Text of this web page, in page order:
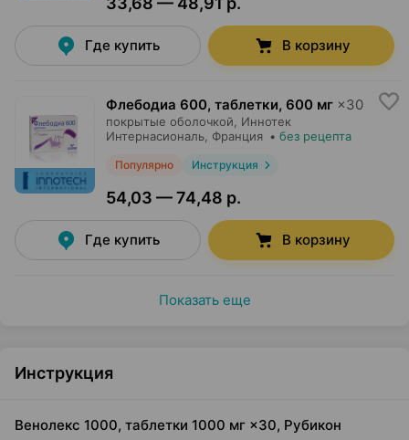
Где купить В корзину
Флебодиа 600, таблетки, 600 мг ×30
покрытые оболочкой,
Иннотек
Интернасиональ , Франция • без рецепта
Популярно Инструкция
54,03 — 74,48 р.
Где купить В корзину
Показать еще
Инструкция
Венолекс 1000, таблетки 1000 мг ×30, Рубикон